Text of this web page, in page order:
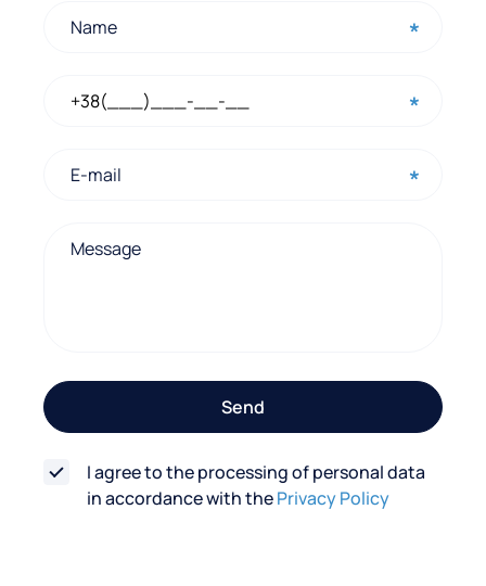
o
m
Send
I agree to the processing of personal data
in accordance with thePrivacy Policy